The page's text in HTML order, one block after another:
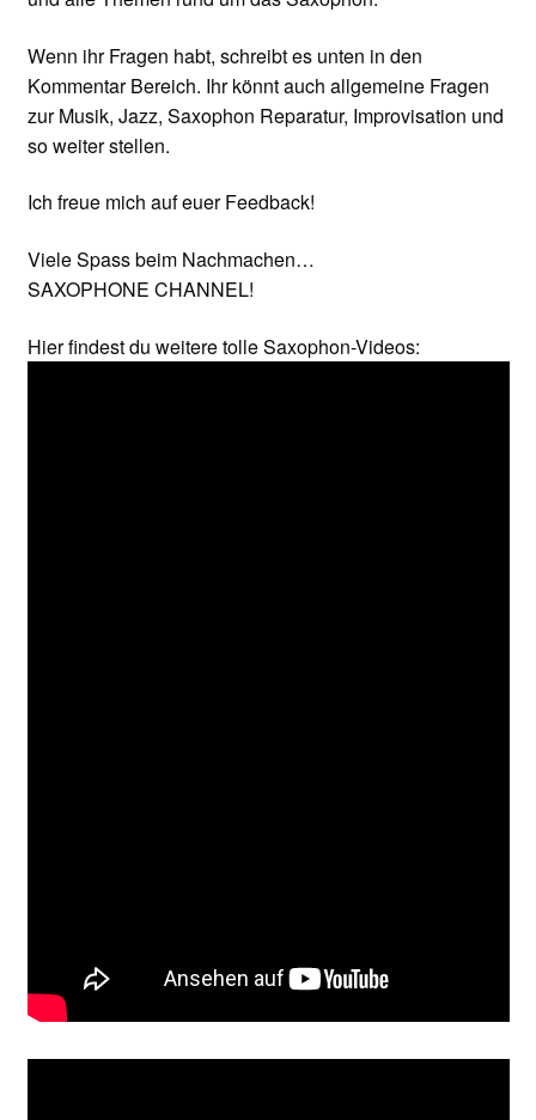
Wenn ihr Fragen habt, schreibt es unten in den
Kommentar Bereich. Ihr könnt auch allgemeine Fragen
zur Musik, Jazz, Saxophon Reparatur, Improvisation und
so weiter stellen.
Ich freue mich auf euer Feedback!
Viele Spass beim Nachmachen…
SAXOPHONE CHANNEL!
Hier findest du weitere tolle Saxophon-Videos: